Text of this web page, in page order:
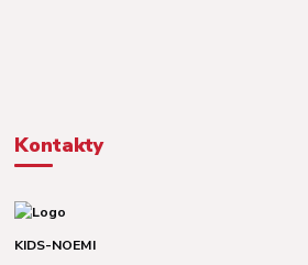
Kontakty
KIDS-NOEMI